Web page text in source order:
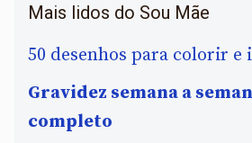
Mais lidos do Sou Mãe
50 desenhos para colorir
Gravidez semana a
completo